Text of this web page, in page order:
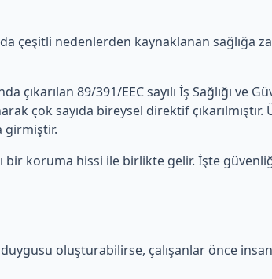
çeşitli nedenlerden kaynaklanan sağlığa
çıkarılan 89/391/EEC sayılı İş Sağlığı ve
çok sayıda bireysel direktif çıkarılmıştır.
girmiştir.
bir koruma hissi ile birlikte gelir. İşte
oluşturabilirse, çalışanlar önce